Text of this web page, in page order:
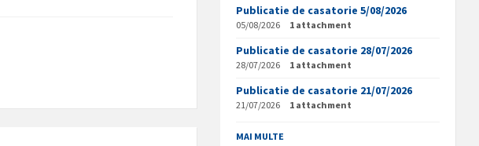
Publicatie de casatorie 5/08/2026
05/08/2026 1 attachment
Publicatie de casatorie 28/07/2026
28/07/2026 1 attachment
Publicatie de casatorie 21/07/2026
21/07/2026 1 attachment
MAI MULTE